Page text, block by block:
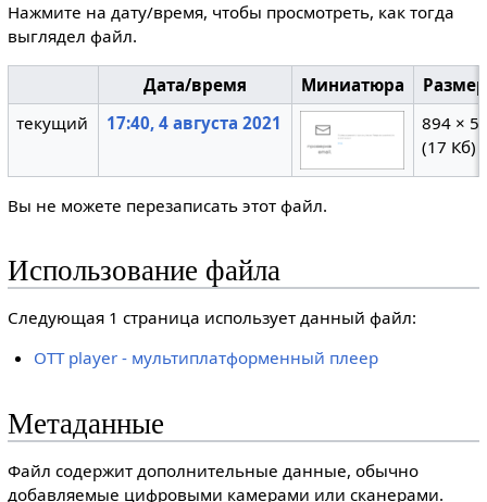
Нажмите на дату/время, чтобы просмотреть, как тогда
выглядел файл.
Дата/время Миниатюра
текущий
17:40, 4 августа 2021
894 ×
(17 Кб)
Вы не можете перезаписать этот файл.
Использование файла
Следующая 1 страница использует данный файл:
OTT player - мультиплатформенный плеер
Метаданные
Файл содержит дополнительные данные, обычно
добавляемые цифровыми камерами или сканерами.